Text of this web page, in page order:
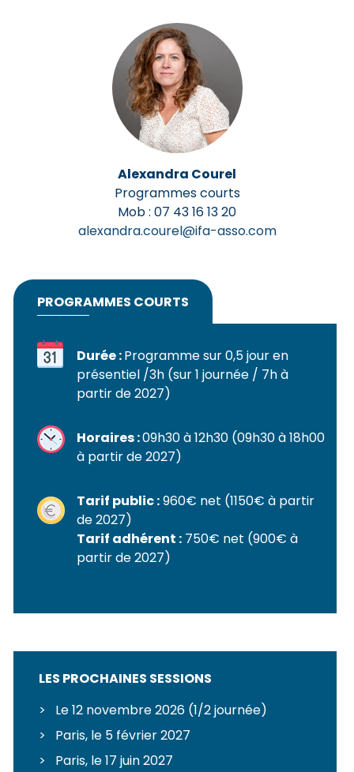
Alexandra Courel
Programmes courts
Mob : 07 43 16 13 20
alexandra.courel@ifa-asso.com
PROGRAMMES COURTS
Durée :Programme sur 0,5 jour en
présentiel /3h (sur 1 journée / 7h à
partir de 2027)
Horaires :09h30 à 12h30 (09h30 à 18h00
à partir de 2027)
Tarif public :960€ net (1150€ à partir
de 2027)
Tarif adhérent :750€ net (900€ à
partir de 2027)
LES PROCHAINES SESSIONS
Le 12 novembre 2026 (1/2 journée)
Paris, le 5 février 2027
Paris, le 17 juin 2027